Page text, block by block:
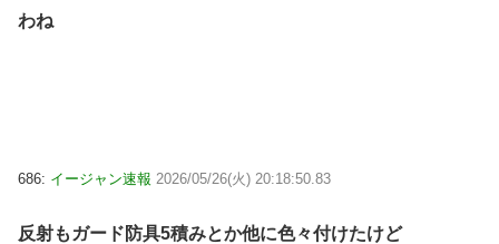
わね
686: イージャン速報 2026/05/26(火) 20:18:50.83
反射もガード防具5積みとか他に色々付けたけど